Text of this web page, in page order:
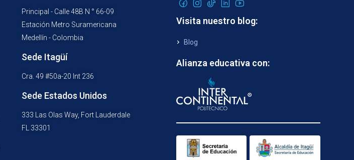
Principal - Calle 48B N ° 66-09
Estación Metro Suramericana
Medellín - Colombia
Sede Itagüí
Cra. 49 #50a-20 Int 236
Sede Estados Unidos
333 Las Olas Way, Fort Lauderdale
FL 33301
Visita nuestro blog:
Blog
Alianza educativa con: